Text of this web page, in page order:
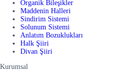
Organik Bileşikler
Maddenin Halleri
Sindirim Sistemi
Solunum Sistemi
Anlatım Bozuklukları
Halk Şiiri
Divan Şiiri
Kurumsal